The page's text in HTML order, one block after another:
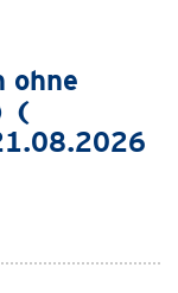
ohne
(